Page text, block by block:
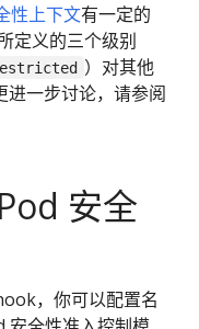
性上下文有一定的
定义的三个级别
）对其他
进一步讨论，请参阅
安全
，你可以配置名